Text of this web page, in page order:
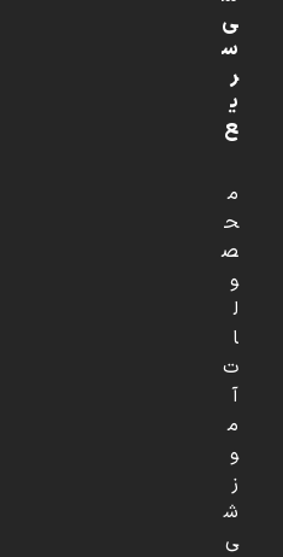
ی
س
ر
ی
ع
م
ح
ص
و
ل
ا
ت
آ
م
و
ز
ش
ی